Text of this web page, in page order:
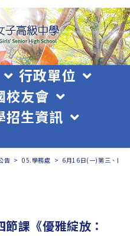
行政單位
校友會
招生資訊
告 > 05.學務處 > 6月16日(一)第三、四
課《優雅綻放：